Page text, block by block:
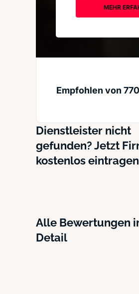
MEHR
Empfohlen von
Dienstleister nicht
gefunden? Jetzt
kostenlos
Alle Bewertungen
Detail